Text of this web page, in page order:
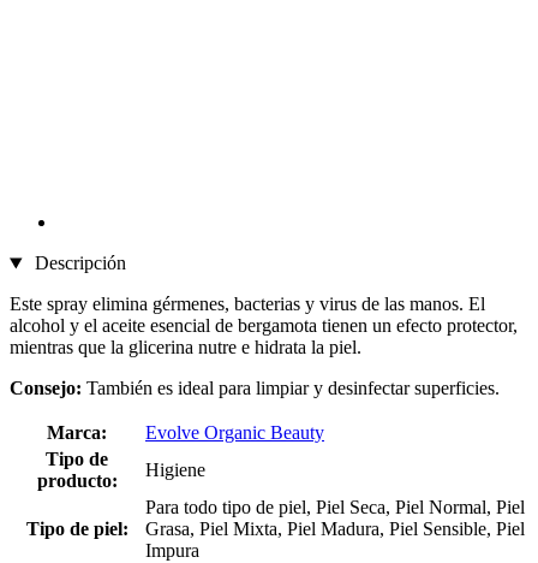
Descripción
Este spray elimina gérmenes, bacterias y virus de las manos. El
alcohol y el aceite esencial de bergamota tienen un efecto protector,
mientras que la glicerina nutre e hidrata la piel.
Consejo: También es ideal para limpiar y desinfectar superficies.
Marca:
Evolve Organic Beauty
Tipo de
producto:
Higiene
Tipo de piel:
Para todo tipo de piel, Piel Seca, Piel Normal, Piel
Grasa, Piel Mixta, Piel Madura, Piel Sensible, Piel
Impura